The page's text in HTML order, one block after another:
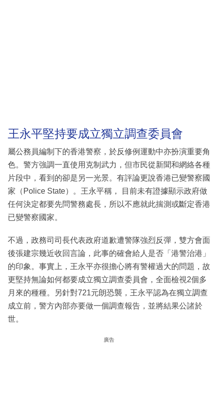
王永平堅持要成立獨立調查委員會
屬公務員編制下的香港警察，於反修例運動中亦扮演重要角
色。警方強調一直使用克制武力，但市民從新聞和網絡各種
片段中，看到的卻是另一光景。有評論更說香港已變警察國
家（Police State）。王永平稱， 目前未有證據顯示政府做
任何決定都要先問警務處長，所以不應就此揣測或斷定香港
已變警察國家。
不過，政務司司長代表政府道歉遭警隊強烈反彈，雙方會面
後張建宗幾近收回言論，此事的確會給人是否「港警治港」
的印象。事實上，王永平亦很擔心將有警權過大的問題，故
更堅持無論如何都要成立獨立調查委員會，全面檢視2個多
月來的種種。另針對721元朗恐襲，王永平認為在獨立調查
成立前，警方內部亦要做一個調查報告，並將結果公諸於
世。
廣告